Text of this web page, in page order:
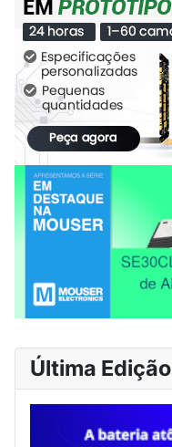
Última Edição